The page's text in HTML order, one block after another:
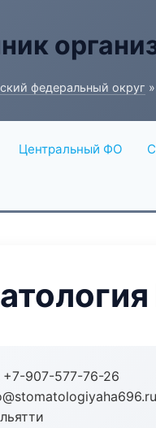
федеральный округ
Центральный ФО
+7-907-577-76-26